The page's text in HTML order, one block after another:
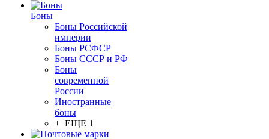
Боны
Боны Российской
империи
Боны РСФСР
Боны СССР и РФ
Боны
современной
России
Иностранные
боны
+ ЕЩЕ 1